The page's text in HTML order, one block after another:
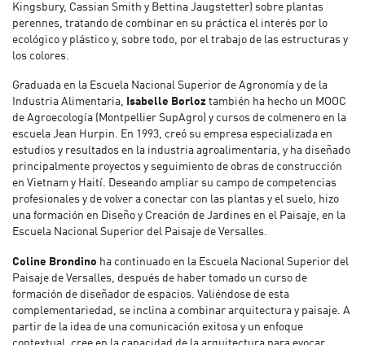
Kingsbury, Cassian Smith y Bettina Jaugstetter) sobre plantas
perennes, tratando de combinar en su práctica el interés por lo
ecológico y plástico y, sobre todo, por el trabajo de las estructuras y
los colores.
Graduada en la Escuela Nacional Superior de Agronomía y de la
Industria Alimentaria, Isabelle Borloz también ha hecho un MOOC
de Agroecología (Montpellier SupAgro) y cursos de colmenero en la
escuela Jean Hurpin. En 1993, creó su empresa especializada en
estudios y resultados en la industria agroalimentaria, y ha diseñado
principalmente proyectos y seguimiento de obras de construcción
en Vietnam y Haití. Deseando ampliar su campo de competencias
profesionales y de volver a conectar con las plantas y el suelo, hizo
una formación en Diseño y Creación de Jardines en el Paisaje, en la
Escuela Nacional Superior del Paisaje de Versalles.
Coline Brondino ha continuado en la Escuela Nacional Superior del
Paisaje de Versalles, después de haber tomado un curso de
formación de diseñador de espacios. Valiéndose de esta
complementariedad, se inclina a combinar arquitectura y paisaje. A
partir de la idea de una comunicación exitosa y un enfoque